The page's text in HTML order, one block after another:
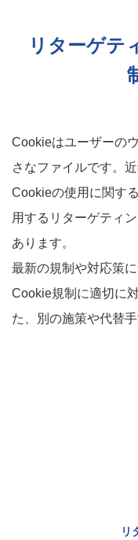
リターゲテ
Cookieはユーザーの
さなファイルです。
Cookieの使用に関す
用するリターゲティ
あります。
最新の規制や対応策
Cookie規制に適切に
た、別の施策や代替
リ